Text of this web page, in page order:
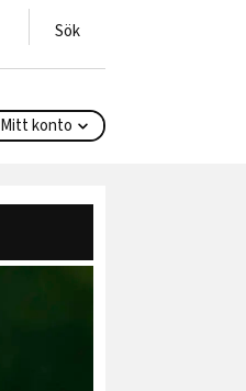
Mitt konto